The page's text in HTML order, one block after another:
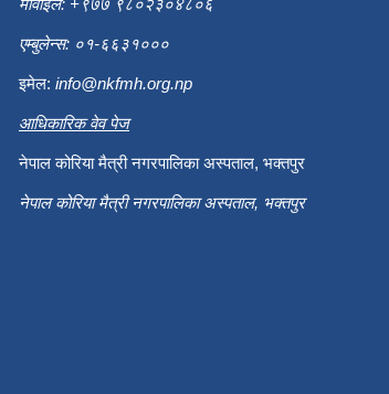
मोवाइल: +९७७ ९८०२३०४८०६
एम्बुलेन्स: ०१-६६३१०००
इमेल: info@nkfmh.org.np
आधिकारिक वेव पेज
नेपाल कोरिया मैत्री नगरपालिका अस्पताल, भक्तपुर
नेपाल कोरिया मैत्री नगरपालिका अस्पताल, भक्तपुर